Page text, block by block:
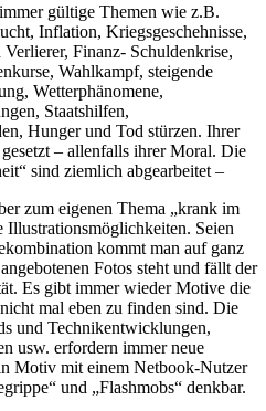
gültige Themen wie z.B.
Inflation, Kriegsgeschehnisse,
Finanz- Schuldenkrise,
Wahlkampf, steigende
Wetterphänomene,
Staatshilfen,
Hunger und Tod stürzen. Ihrer
– allenfalls ihrer Moral. Die
sind ziemlich abgearbeitet –
zum eigenen Thema „krank im
Illustrationsmöglichkeiten. Seien
kommt man auf ganz
Fotos steht und fällt der
Es gibt immer wieder Motive die
mal eben zu finden sind. Die
und Technikentwicklungen,
usw. erfordern immer neue
Motiv mit einem Netbook-Nutzer
und „Flashmobs“ denkbar.